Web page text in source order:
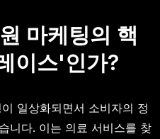
마케팅의 핵
이스'인가?
일상화되면서 소비자의 정
니다. 이는 의료 서비스를 찾